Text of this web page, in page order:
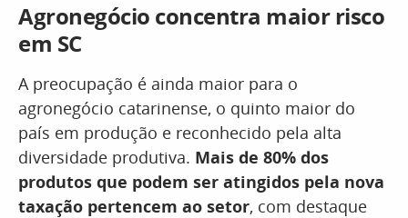
Agronegócio concentra maior risco
em SC
A preocupação é ainda maior para o
agronegócio catarinense, o quinto maior do
país em produção e reconhecido pela alta
diversidade produtiva. Mais de 80% dos
produtos que podem ser atingidos pela nova
taxação pertencem ao setor, com destaque